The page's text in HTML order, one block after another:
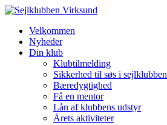
Velkommen
Nyheder
Din klub
Klubtilmelding
Sikkerhed til søs i sejlklubben
Bæredygtighed
Få en mentor
Lån af klubbens udstyr
Årets aktiviteter